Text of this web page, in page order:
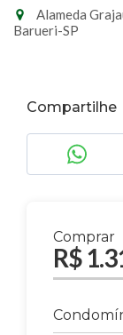
Alameda
Barueri-SP
Compartilhe
Comprar
R$